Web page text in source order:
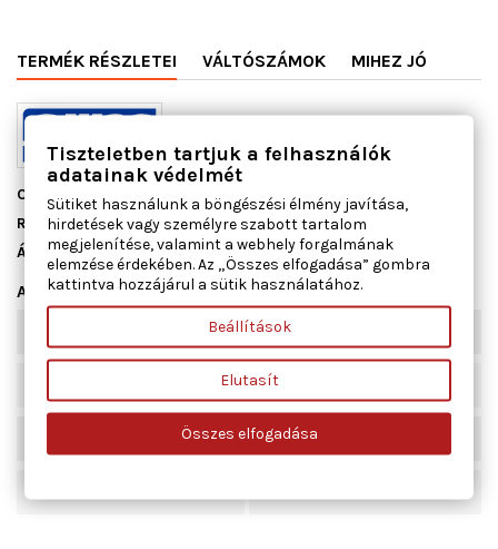
TERMÉK RÉSZLETEI VÁLTÓSZÁMOK MIHEZ JÓ
Cikkszám
13112100
Raktáron9 db
ÁllapotÚj
Adatlap
65
455
40,401
Tiszteletben tartjuk a felhasználók
adatainak védelmét
Sütiket használunk a böngészési élmény javítása,
hirdetések vagy személyre szabott tartalom
megjelenítése, valamint a webhely forgalmának
elemzése érdekében. Az „Összes elfogadása” gombra
kattintva hozzájárul a sütik használatához.
Beállítások
Elutasít
Összes elfogadása